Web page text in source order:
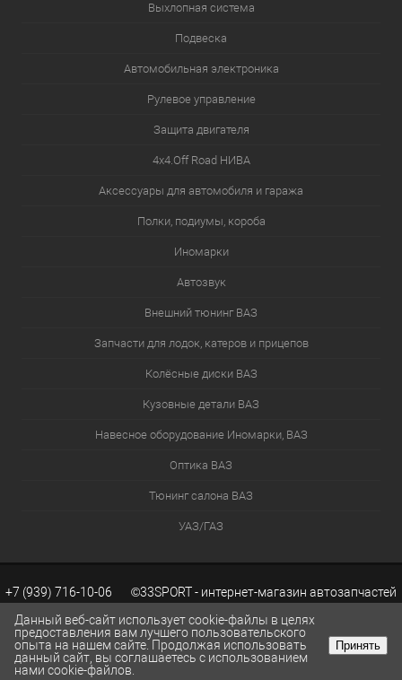
Выхлопная система
Подвеска
Автомобильная электроника
Рулевое управление
Защита двигателя
4х4.Off Road НИВА
Аксессуары для автомобиля и гаража
Полки, подиумы, короба
Иномарки
Автозвук
Внешний тюнинг ВАЗ
Запчасти для лодок, катеров и прицепов
Колёсные диски ВАЗ
Кузовные детали ВАЗ
Навесное оборудование Иномарки, ВАЗ
Оптика ВАЗ
Тюнинг салона ВАЗ
УАЗ/ГАЗ
+7 (939) 716-10-06 ©33SPORT - интернет-магазин автозапчастей
ВАЗ. Каталог запчастей ВАЗ.Разработка сайтов KWEBEK.RU
КОРЗИНА 0
Данный веб-сайт использует cookie-файлы в целях
предоставления вам лучшего пользовательского
опыта на нашем сайте. Продолжая использовать
данный сайт, вы соглашаетесь с использованием
нами cookie-файлов.
Принять